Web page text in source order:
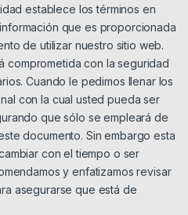
establece los términos en
que es proporcionada
de utilizar nuestro sitio web.
comprometida con la seguridad
Cuando le pedimos llenar los
con la cual usted pueda ser
que sólo se empleará de
documento. Sin embargo esta
con el tiempo o ser
y enfatizamos revisar
asegurarse que está de